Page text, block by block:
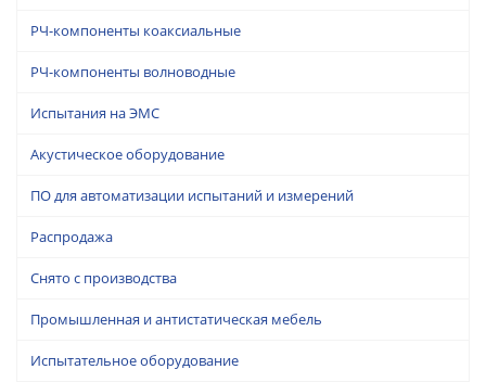
РЧ-компоненты коаксиальные
РЧ-компоненты волноводные
Испытания на ЭМС
Акустическое оборудование
ПО для автоматизации испытаний и измерений
Распродажа
Снято с производства
Промышленная и антистатическая мебель
Испытательное оборудование